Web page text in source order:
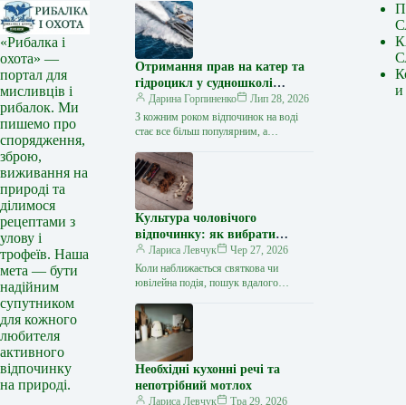
«Рибалка і
охота» —
портал для
мисливців і
рибалок. Ми
пишемо про
спорядження,
зброю,
виживання на
природі та
ділимося
рецептами з
улову і
трофеїв. Наша
мета — бути
надійним
супутником
для кожного
любителя
активного
відпочинку
на природі.
Отримання прав на катер та
гідроцикл у судношколі
«Либідь-А»: від теорії до
іспиту
Дарина Горпиненко
Лип 28, 2026
З кожним роком відпочинок на воді
стає все більш популярним, а
чи гідроциклом відкриває нові
горизонти…
Культура чоловічого
відпочинку: як вибрати
стильний та корисний
подарунок
Лариса Левчук
Чер 27, 2026
Коли наближається святкова чи
ювілейна подія, пошук вдалого
близької людини нерідко
перетворюється на складне завдання.
…
Необхідні кухонні речі та
непотрібний мотлох
Лариса Левчук Тра 29, 2026
и